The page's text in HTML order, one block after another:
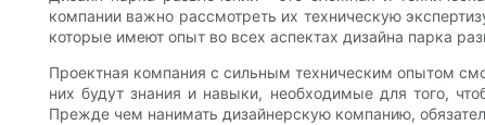
компании важно рассмотреть их техническую
которые имеют опыт во всех аспектах дизайна парка
Проектная компания с сильным техническим опытом
них будут знания и навыки, необходимые для того,
Прежде чем нанимать дизайнерскую компанию,